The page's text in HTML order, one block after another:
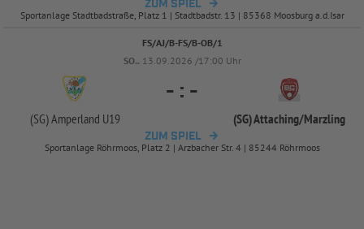
ZUM SPIEL
Sportanlage Stadtbadstraße, Platz 1 | Stadtbadstr. 13 | 85368 Moosburg a.d.Isar
FS/AJ/B-FS/B-OB/1
SO.. 13.09.2026 /17:00 Uhr
(SG) Amperland U19
- : -
(SG) Attaching/Marzling
ZUM SPIEL
Sportanlage Röhrmoos, Platz 2 | Arzbacher Str. 4 | 85244 Röhrmoos